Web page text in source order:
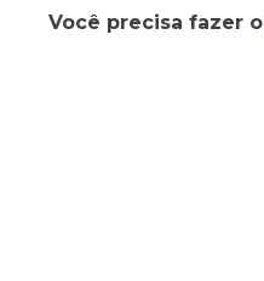
Você precisa fazer o